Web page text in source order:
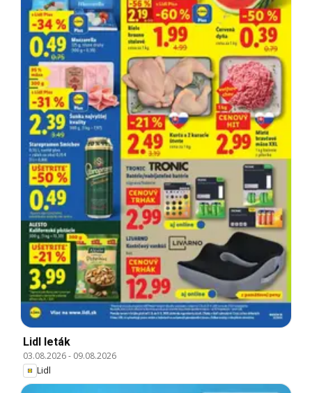
Lidl leták
03.08.2026- 09.08.2026
Lidl